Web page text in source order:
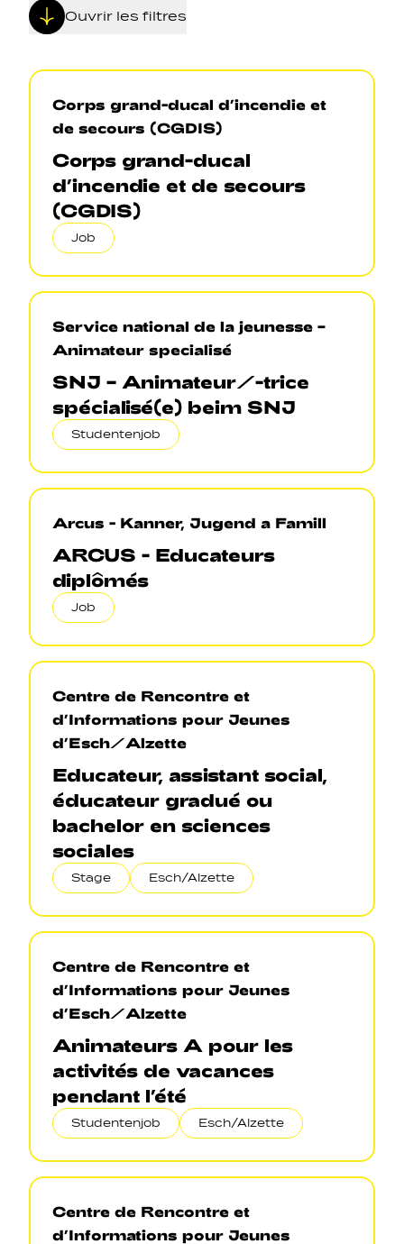
Navigation secondarie
Sozial Netzwierker
Navigation pied de page
Gérer les cookies
Ouvrir les filtres
Corps grand-ducal d’incendie et
de secours (CGDIS)
Corps grand-ducal
d’incendie et de secours
(CGDIS)
Job
Service national de la jeunesse –
Animateur specialisé
SNJ – Animateur/-trice
spécialisé(e) beim SNJ
Studentenjob
Arcus - Kanner, Jugend a Famill
ARCUS - Educateurs
diplômés
Job
Centre de Rencontre et
d’Informations pour Jeunes
d’Esch/Alzette
Educateur, assistant social,
éducateur gradué ou
bachelor en sciences
sociales
Stage Esch/Alzette
Centre de Rencontre et
d’Informations pour Jeunes
d’Esch/Alzette
Animateurs A pour les
activités de vacances
pendant l’été
Studentenjob Esch/Alzette
Centre de Rencontre et
d’Informations pour Jeunes